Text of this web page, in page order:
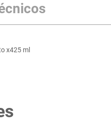
x425 ml